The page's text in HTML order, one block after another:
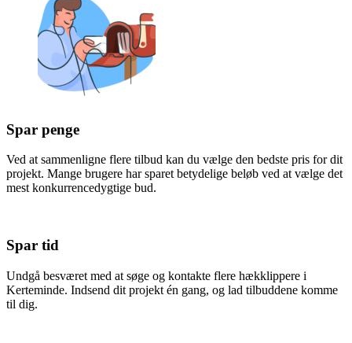
Spar penge
Ved at sammenligne flere tilbud kan du vælge den bedste pris for dit
projekt. Mange brugere har sparet betydelige beløb ved at vælge det
mest konkurrencedygtige bud.
Spar tid
Undgå besværet med at søge og kontakte flere hækklippere i
Kerteminde. Indsend dit projekt én gang, og lad tilbuddene komme
til dig.